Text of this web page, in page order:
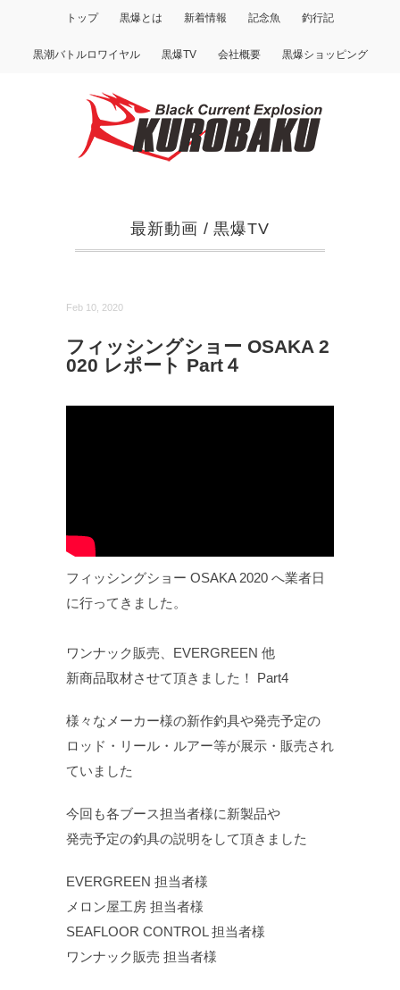
トップ 黒爆とは 新着情報 記念魚 釣行記
黒潮バトルロワイヤル 黒爆TV 会社概要 黒爆ショッピング
最新動画 /黒爆TV
Feb 10, 2020
フィッシングショー OSAKA 2
020 レポート Part４
フィッシングショー OSAKA 2020 へ業者日
に行ってきました。
ワンナック販売、EVERGREEN 他
新商品取材させて頂きました！ Part4
様々なメーカー様の新作釣具や発売予定の
ロッド・リール・ルアー等が展示・販売され
ていました
今回も各ブース担当者様に新製品や
発売予定の釣具の説明をして頂きました
EVERGREEN 担当者様
メロン屋工房 担当者様
SEAFLOOR CONTROL 担当者様
ワンナック販売 担当者様